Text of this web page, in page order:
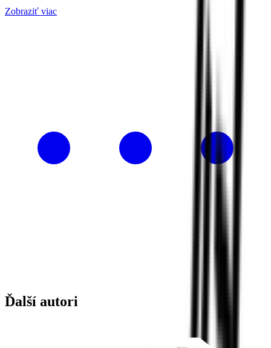
Zobraziť viac
Ďalší autori